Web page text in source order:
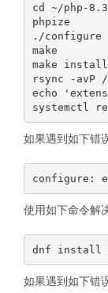
cd ~/php-
phpize
./configure
make
make install
rsync -avP
echo
如果遇到如下错
使用如下命令解
如果遇到如下错